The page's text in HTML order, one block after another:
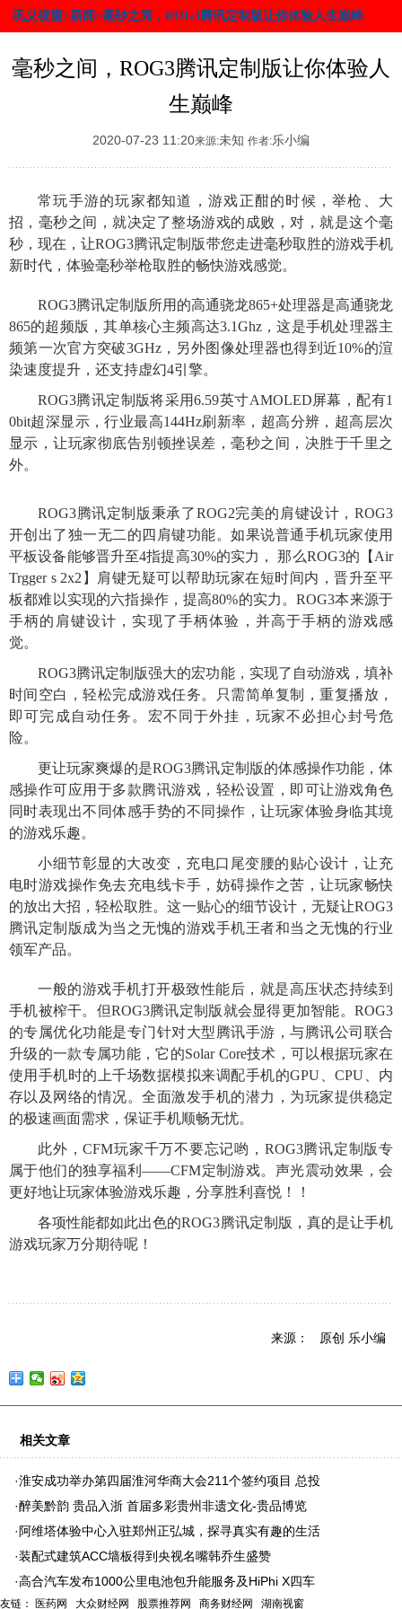
巩义视窗>新闻>毫秒之间，ROG3腾讯定制版让你体验人生巅峰
毫秒之间，ROG3腾讯定制版让你体验人
生巅峰
2020-07-23 11:20来源:未知 作者:乐小编
常玩手游的玩家都知道，游戏正酣的时候，举枪、大
招，毫秒之间，就决定了整场游戏的成败，对，就是这个毫
秒，现在，让ROG3腾讯定制版带您走进毫秒取胜的游戏手机
新时代，体验毫秒举枪取胜的畅快游戏感觉。
ROG3腾讯定制版所用的高通骁龙865+处理器是高通骁龙
865的超频版，其单核心主频高达3.1Ghz，这是手机处理器主
频第一次官方突破3GHz，另外图像处理器也得到近10%的渲
染速度提升，还支持虚幻4引擎。
ROG3腾讯定制版将采用6.59英寸AMOLED屏幕，配有1
0bit超深显示，行业最高144Hz刷新率，超高分辨，超高层次
显示，让玩家彻底告别顿挫误差，毫秒之间，决胜于千里之
外。
ROG3腾讯定制版秉承了ROG2完美的肩键设计，ROG3
开创出了独一无二的四肩键功能。如果说普通手机玩家使用
平板设备能够晋升至4指提高30%的实力， 那么ROG3的【Air
Trgger s 2x2】肩键无疑可以帮助玩家在短时间内，晋升至平
板都难以实现的六指操作，提高80%的实力。ROG3本来源于
手柄的肩键设计，实现了手柄体验，并高于手柄的游戏感
觉。
ROG3腾讯定制版强大的宏功能，实现了自动游戏，填补
时间空白，轻松完成游戏任务。只需简单复制，重复播放，
即可完成自动任务。宏不同于外挂，玩家不必担心封号危
险。
更让玩家爽爆的是ROG3腾讯定制版的体感操作功能，体
感操作可应用于多款腾讯游戏，轻松设置，即可让游戏角色
同时表现出不同体感手势的不同操作，让玩家体验身临其境
的游戏乐趣。
小细节彰显的大改变，充电口尾变腰的贴心设计，让充
电时游戏操作免去充电线卡手，妨碍操作之苦，让玩家畅快
的放出大招，轻松取胜。这一贴心的细节设计，无疑让ROG3
腾讯定制版成为当之无愧的游戏手机王者和当之无愧的行业
领军产品。
一般的游戏手机打开极致性能后，就是高压状态持续到
手机被榨干。但ROG3腾讯定制版就会显得更加智能。ROG3
的专属优化功能是专门针对大型腾讯手游，与腾讯公司联合
升级的一款专属功能，它的Solar Core技术，可以根据玩家在
使用手机时的上千场数据模拟来调配手机的GPU、CPU、内
存以及网络的情况。全面激发手机的潜力，为玩家提供稳定
的极速画面需求，保证手机顺畅无忧。
此外，CFM玩家千万不要忘记哟，ROG3腾讯定制版专
属于他们的独享福利——CFM定制游戏。声光震动效果，会
更好地让玩家体验游戏乐趣，分享胜利喜悦！！
各项性能都如此出色的ROG3腾讯定制版，真的是让手机
游戏玩家万分期待呢！
来源： 原创 乐小编
相关文章
·淮安成功举办第四届淮河华商大会211个签约项目 总投
·醉美黔韵 贵品入浙 首届多彩贵州非遗文化-贵品博览
· 阿维塔体验中心入驻郑州正弘城，探寻真实有趣的生活
·装配式建筑ACC墙板得到央视名嘴韩乔生盛赞
·高合汽车发布1000公里电池包升能服务及HiPhi X四车
友链： 医药网 大众财经网 股票推荐网 商务财经网 湖南视窗